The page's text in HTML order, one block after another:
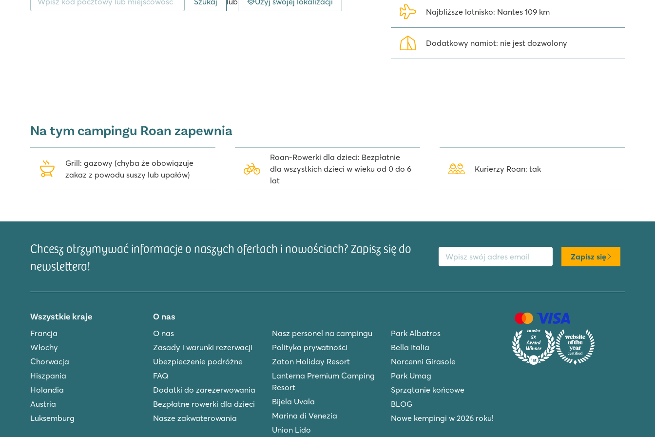
Najbliższe lotnisko: Nantes 109 km
Dodatkowy namiot: nie jest dozwolony
Na tym campingu Roan zapewnia
Grill: gazowy (chyba że obowiązuje
zakaz z powodu suszy lub upałów)
Roan-Rowerki dla dzieci: Bezpłatnie
dla wszystkich dzieci w wieku od 0 do 6
lat
Kurierzy Roan: tak
Chcesz otrzymywać informacje o naszych ofertach i nowościach? Zapisz się do
newslettera!
Adres email
Zapisz się
Wszystkie kraje
Francja
Włochy
Chorwacja
Hiszpania
Holandia
Austria
Luksemburg
O nas
O nas
Zasady i warunki rezerwacji
Ubezpieczenie podróżne
FAQ
Dodatki do zarezerwowania
Bezpłatne rowerki dla dzieci
Nasze zakwaterowania
Nasz personel na campingu
Polityka prywatności
Zaton Holiday Resort
Lanterna Premium Camping
Resort
Bijela Uvala
Marina di Venezia
Union Lido
Park Albatros
Bella Italia
Norcenni Girasole
Park Umag
Sprzątanie końcowe
BLOG
Nowe kempingi w 2026 roku!